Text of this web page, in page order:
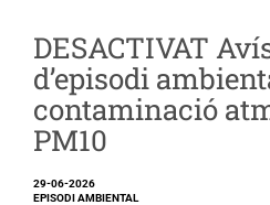
DESACTIVAT
d’episodi
contaminació
PM10
29-06-2026
EPISODI AMBIENTAL